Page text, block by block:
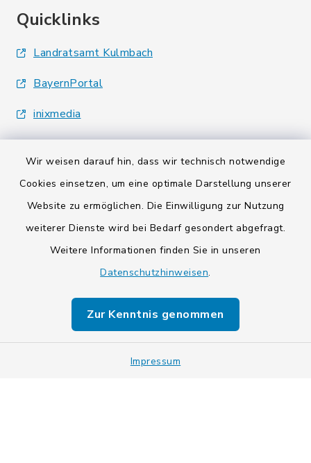
Wir weisen darauf hin, dass wir technisch notwendige
Cookies einsetzen, um eine optimale Darstellung unserer
Website zu ermöglichen. Die Einwilligung zur Nutzung
weiterer Dienste wird bei Bedarf gesondert abgefragt.
Weitere Informationen finden Sie in unseren
Datenschutzhinweisen.
Zur Kenntnis genommen
Impressum
Quicklinks
Landratsamt Kulmbach
BayernPortal
inixmedia
Barrierefreiheit
Impressum
Sitemap